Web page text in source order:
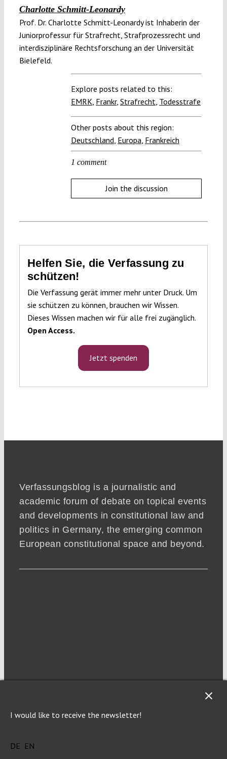
Charlotte Schmitt-Leonardy
Prof. Dr. Charlotte Schmitt-Leonardy ist Inhaberin der
Juniorprofessur für Strafrecht, Strafprozessrecht und
interdisziplinäre Rechtsforschung an der Universität
Bielefeld.
Explore posts related to this:
EMRK, Frankr, Strafrecht, Todesstrafe
Other posts about this region:
Deutschland, Europa, Frankreich
1 comment
Join the discussion
Helfen Sie, die Verfassung zu
schützen!
Die Verfassung gerät immer mehr unter Druck. Um
sie schützen zu können, brauchen wir Wissen.
Dieses Wissen machen wir für alle frei zugänglich.
Open Access.
Jetzt spenden
Verfassungsblog is a journalistic and
academic forum of debate on topical events
and developments in constitutional law and
politics in Germany, the emerging common
European constitutional space and beyond.
I would like to receive the newsletter!
DE EN